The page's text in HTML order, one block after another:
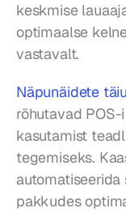
keskmise
optimaalse
vastavalt.
Näpunäidete
rõhutavad
kasutamist
tegemiseks.
automatiseerida
pakkudes